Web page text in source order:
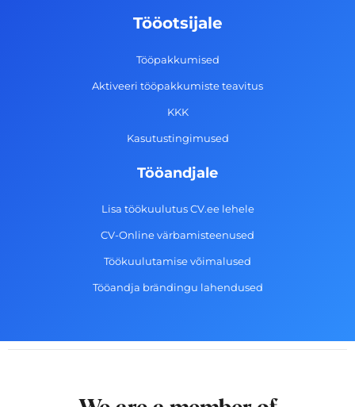
-
g
a
m
d
n
Tööotsijale
Tööpakkumised
Aktiveeri tööpakkumiste teavitus
KKK
Kasutustingimused
Tööandjale
Lisa töökuulutus CV.ee lehele
CV-Online värbamisteenused
Töökuulutamise võimalused
Tööandja brändingu lahendused